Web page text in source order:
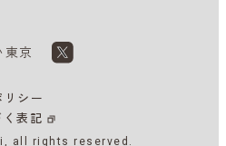
東京
リシー
表記
all rights reserved.